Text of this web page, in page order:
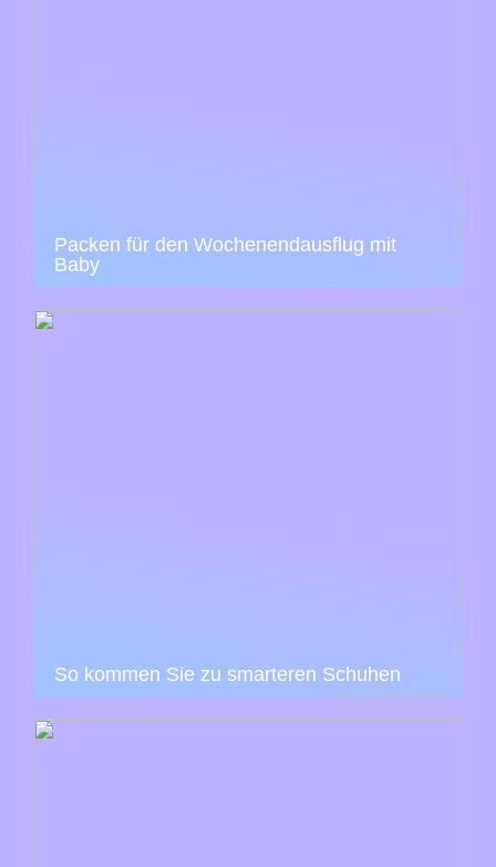
Packen für den Wochenendausflug mit
Baby
So kommen Sie zu smarteren Schuhen